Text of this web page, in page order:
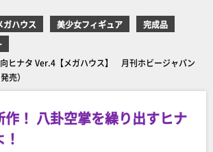
ガハウス 美少女フィギュア
完成品
向ヒナタ Ver.4【メガハウス】 月刊ホビージャパン
売）
作！ 八卦空掌を繰り出すヒナ